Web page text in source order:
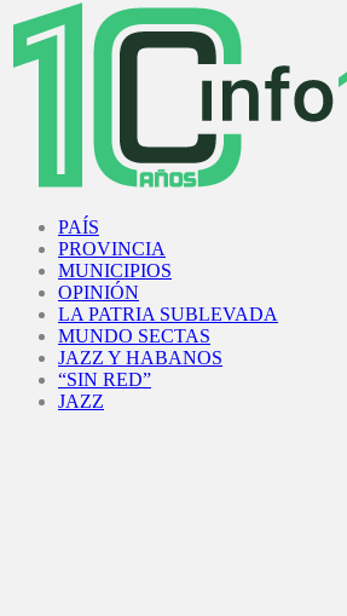
PAÍS
PROVINCIA
MUNICIPIOS
OPINIÓN
LA PATRIA SUBLEVADA
MUNDO SECTAS
JAZZ Y HABANOS
“SIN RED”
JAZZ